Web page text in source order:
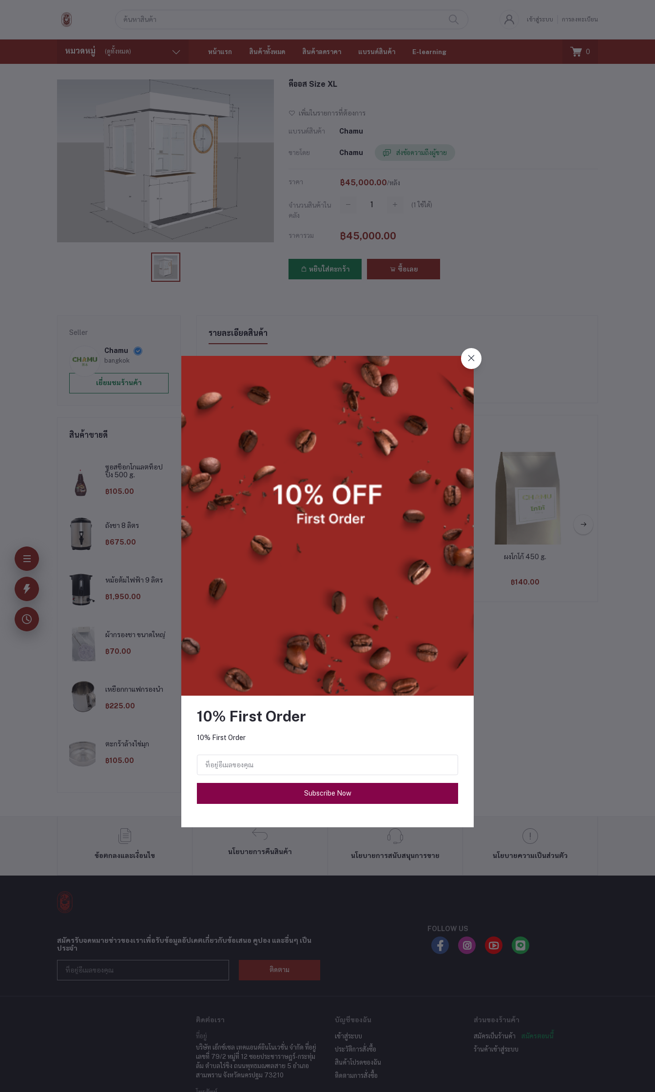
เข้าสู่ระบบ การลงทะเบียน
หมวดหมู่ (ดูทั้งหมด) หน้าแรก สินค้าทั้งหมด สินค้าลดราคา แบรนด์สินค้า E-learning 0
คีออส Size XL
เพิ่มในรายการที่ต้องการ
แบรนด์สินค้า Chamu
ขายโดย Chamu ส่งข้อความถึงผู้ขาย
ราคา ฿45,000.00/หลัง
จำนวนสินค้าใน
คลัง
(1 ใช้ได้)
ราคารวม ฿45,000.00
หยิบใส่ตะกร้า ซื้อเลย
Seller
Chamu
bangkok
เยี่ยมชมร้านค้า
สินค้าขายดี
ซอสช็อกโกแลตท็อป
ปิ้ง 500 g.
฿105.00
ถังชา 8 ลิตร
฿675.00
หม้อต้มไฟฟ้า 9 ลิตร
฿1,950.00
ผ้ากรองชา ขนาดใหญ่
฿70.00
เหยือกกาแฟกรองน้ำ
฿225.00
ตะกร้าล้างไข่มุก
฿105.00
รายละเอียดสินค้า
สินค้าที่ซื้อบ่อย
ดา 12 ขวด
฿135.00 ฿1,950.00
ผงกลิ่นแคนตาลูป 900 g.
฿179.00
ผงโกโก้ 450 g.
฿140.00
ข้อตกลงและเงื่อนไข
นโยบายการคืนสินค้า
นโยบายการสนับสนุนการขาย นโยบายความเป็นส่วนตัว
สมัครรับจดหมายข่าวของเราเพื่อรับข้อมูลอัปเดตเกี่ยวกับข้อเสนอ คูปอง และอื่นๆ เป็น
ประจำ
ติดตาม
FOLLOW US
ติดต่อเรา
ที่อยู่
บริษัท เอ็กซ์เซล เทคแอนด์อินโนเวชั่น จำกัด ที่อยู่
เลขที่ 79/2 หมู่ที่ 12 ซอยประชาราษฎร์-กระทุ่ม
ล้ม ตำบลไร่ขิง ถนนพุทธมณฑลสาย 5 อำเภอ
สามพราน จังหวัดนครปฐม 73210
บัญชีของฉัน
เข้าสู่ระบบ
ประวัติการสั่งซื้อ
สินค้าโปรดของฉัน
ติดตามการสั่งซื้อ
ส่วนของร้านค้า
สมัครเป็นร้านค้า
สมัครตอนนี้
ร้านค้าเข้าสู่ระบบ
10% First Order
10% First Order
Subscribe Now